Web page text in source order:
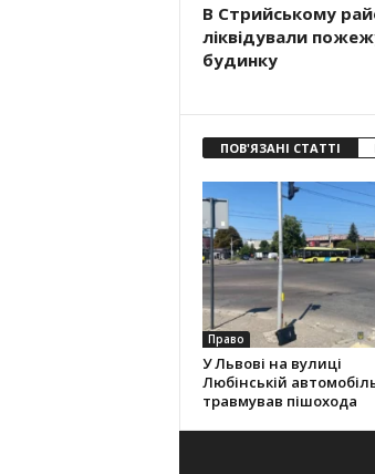
В Стрийському
ліквідували
будинку
ПОВ'ЯЗАНІ СТАТТІ
Право
У Львові на вулиці
Любінській
травмував пішохода